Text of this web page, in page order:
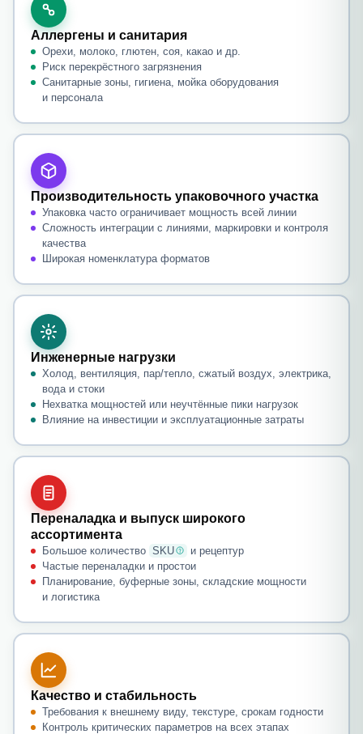
Аллергены и санитария
Орехи, молоко, глютен, соя, какао и др.
Риск перекрёстного загрязнения
Санитарные зоны, гигиена, мойка оборудования
и персонала
Производительность упаковочного участка
Упаковка часто ограничивает мощность всей линии
Сложность интеграции с линиями, маркировки и контроля
качества
Широкая номенклатура форматов
Инженерные нагрузки
Холод, вентиляция, пар/тепло, сжатый воздух, электрика,
вода и стоки
Нехватка мощностей или неучтённые пики нагрузок
Влияние на инвестиции и эксплуатационные затраты
Переналадка и выпуск широкого
ассортимента
Большое количество SKU
и рецептур
Частые переналадки и простои
Планирование, буферные зоны, складские мощности
и логистика
Качество и стабильность
Требования к внешнему виду, текстуре, срокам годности
Контроль критических параметров на всех этапах